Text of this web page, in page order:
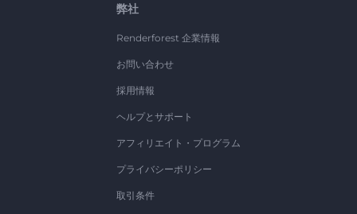
弊社
Renderforest 企業情報
お問い合わせ
採用情報
ヘルプとサポート
アフィリエイト・プログラム
プライバシーポリシー
取引条件